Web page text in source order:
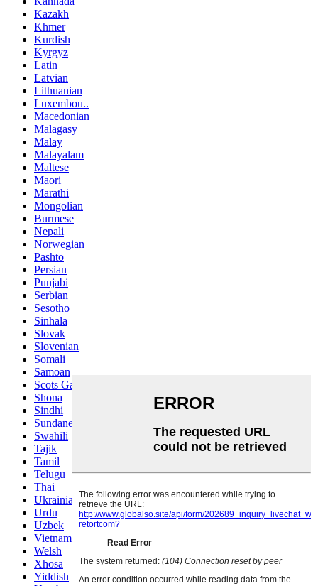
Kazakh
Khmer
Kurdish
Kyrgyz
Latin
Latvian
Lithuanian
Luxembou..
Macedonian
Malagasy
Malay
Malayalam
Maltese
Maori
Marathi
Mongolian
Burmese
Nepali
Norwegian
Pashto
Persian
Punjabi
Serbian
Sesotho
Sinhala
Slovak
Slovenian
Somali
Samoan
Scots Gaelic
Shona
Sindhi
Sundanese
Swahili
Tajik
Tamil
Telugu
Thai
Ukrainian
Urdu
Uzbek
Vietnamese
Welsh
Xhosa
Yiddish